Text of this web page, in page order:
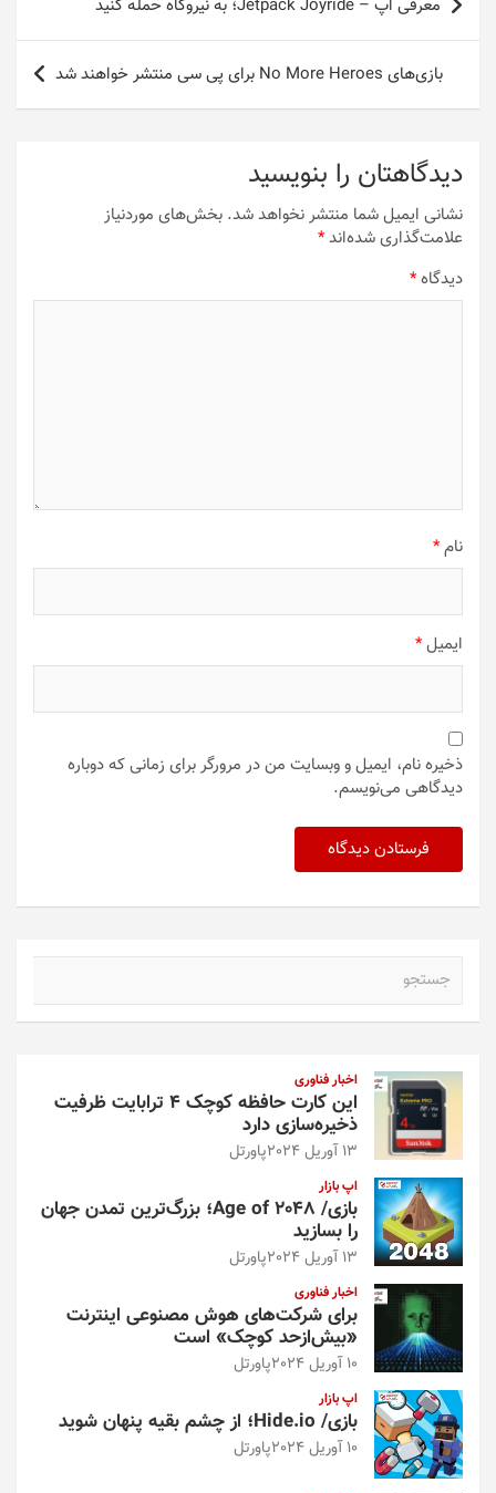
نوشتهمعرفی اپ – Jetpack Joyride؛ به نیروگاه حمله کنید
بازی‌های No More Heroes برای پی سی منتشر خواهند شد
دیدگاهتان را بنویسید
نشانی ایمیل شما منتشر نخواهد شد. بخش‌های موردنیاز
علامت‌گذاری شده‌اند*
دیدگاه*
نام*
ایمیل*
ذخیره نام، ایمیل و وبسایت من در مرورگر برای زمانی که دوباره
دیدگاهی می‌نویسم.
اخبار فناوری
این کارت حافظه کوچک ۴ ترابایت ظرفیت
ذخیره‌سازی دارد
13 آوریل 2024 پاورتل
اپ بازار
بازی/ Age of 2048؛ بزرگ‌ترین تمدن جهان
را بسازید
13 آوریل 2024 پاورتل
اخبار فناوری
برای شرکت‌های هوش مصنوعی اینترنت
«بیش‌از‌حد کوچک» است
10 آوریل 2024 پاورتل
اپ بازار
بازی/ Hide.io؛ از چشم بقیه پنهان شوید
10 آوریل 2024 پاورتل